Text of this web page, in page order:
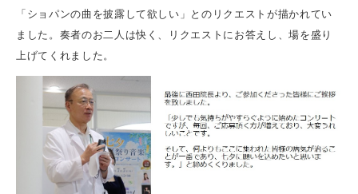
「ショパンの曲を披露して欲しい」とのリクエストが描かれてい
ました。奏者のお二人は快く、リクエストにお答えし、場を盛り
上げてくれました。